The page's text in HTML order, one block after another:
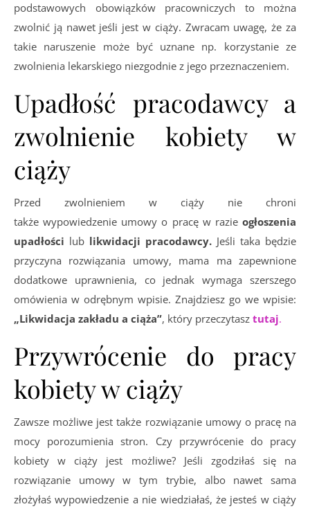
podstawowych obowiązków pracowniczych to można
zwolnić ją nawet jeśli jest w ciąży. Zwracam uwagę, że za
takie naruszenie może być uznane np. korzystanie ze
zwolnienia lekarskiego niezgodnie z jego przeznaczeniem.
Upadłość pracodawcy a
zwolnienie kobiety w
ciąży
Przed zwolnieniem w ciąży nie chroni
także wypowiedzenie umowy o pracę w razie ogłoszenia
upadłości lub likwidacji pracodawcy. Jeśli taka będzie
przyczyna rozwiązania umowy, mama ma zapewnione
dodatkowe uprawnienia, co jednak wymaga szerszego
omówienia w odrębnym wpisie. Znajdziesz go we wpisie:
„Likwidacja zakładu a ciąża”, który przeczytasz tutaj.
Przywrócenie do pracy
kobiety w ciąży
Zawsze możliwe jest także rozwiązanie umowy o pracę na
mocy porozumienia stron. Czy przywrócenie do pracy
kobiety w ciąży jest możliwe? Jeśli zgodziłaś się na
rozwiązanie umowy w tym trybie, albo nawet sama
złożyłaś wypowiedzenie a nie wiedziałaś, że jesteś w ciąży